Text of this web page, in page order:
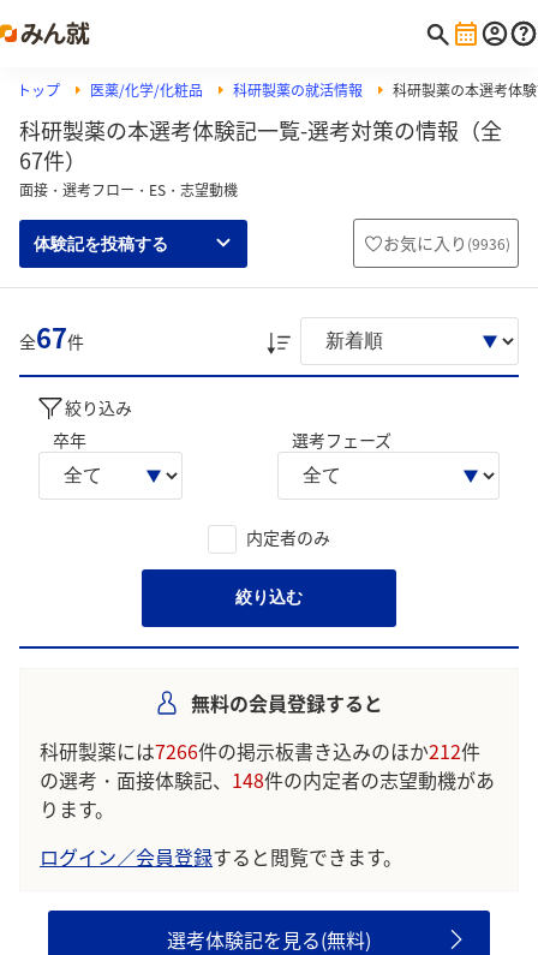
トップ 医薬/化学/化粧品 科研製薬の就活情報 科研製薬の本選考体
科研製薬の本選考体験記一覧-選考対策の情報（全
67件）
面接・選考フロー・ES・志望動機
体験記を投稿する お気に入り (9936)
全67件
絞り込み
卒年
選考フェーズ
内定者のみ
絞り込む
無料の会員登録すると
科研製薬には7266件の掲示板書き込みのほか212件
の選考・面接体験記、 148件の内定者の志望動機があ
ります。
ログイン／会員登録すると閲覧できます。
選考体験記を見る(無料)